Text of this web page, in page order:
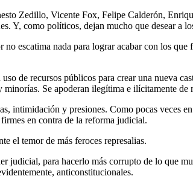
Zedillo, Vicente Fox, Felipe Calderón,
Y, como políticos, dejan mucho que desear a
escatima nada para lograr acabar con los
de recursos públicos para crear una nueva
Se apoderan ilegítima e ilícitamente de
intimidación y presiones. Como pocas veces
en contra de la reforma judicial.
el temor de más feroces represalias.
para hacerlo más corrupto de lo que
anticonstitucionales.